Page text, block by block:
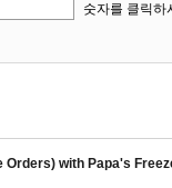
숫자를 클릭하
Orders) with Papa's